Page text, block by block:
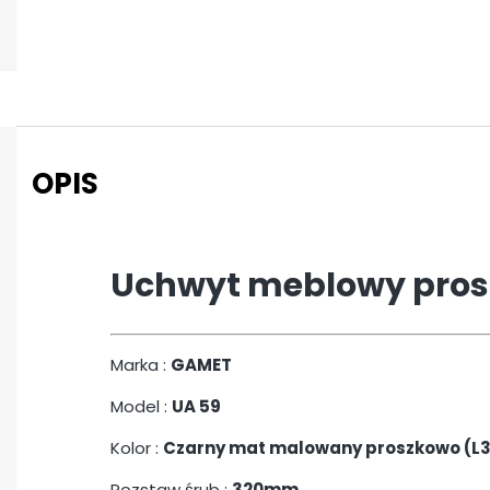
OPIS
Uchwyt meblowy
Marka : GAMET
Model : UA 59
Kolor : Czarny mat malowany proszkowo